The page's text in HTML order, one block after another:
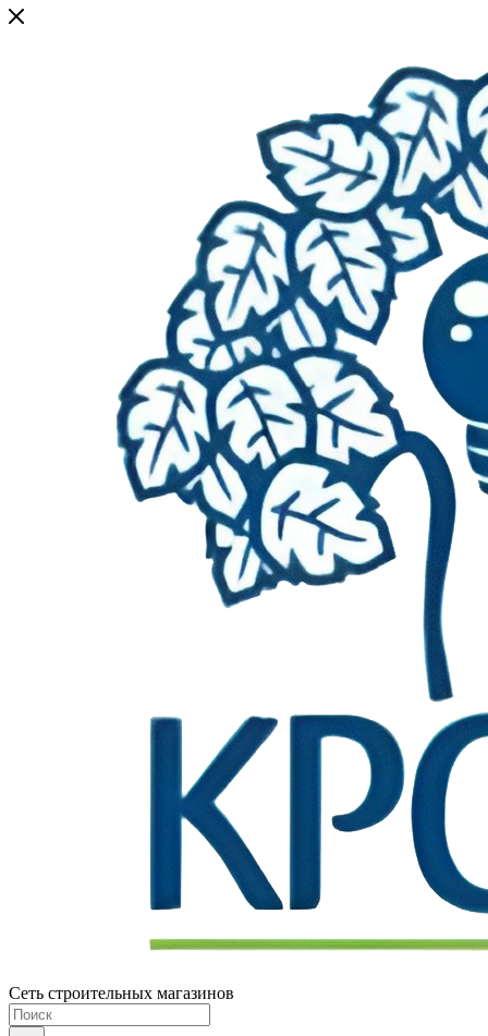
Сеть строительных магазинов